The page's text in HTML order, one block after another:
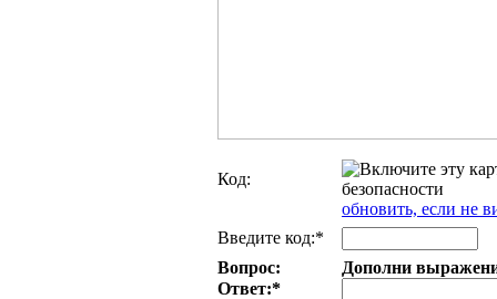
Код:
обновить, если не
Введите код:*
Вопрос:
Дополни
Ответ:*